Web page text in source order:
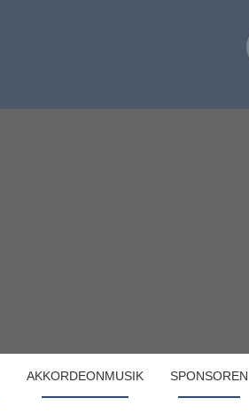
AKKORDEONMUSIK SPONSOREN